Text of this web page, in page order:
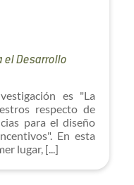
el Desarrollo
es "La
respecto de
para el diseño
En esta
lugar, [...]